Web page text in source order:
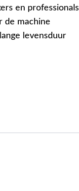
en professionals
de machine
levensduur